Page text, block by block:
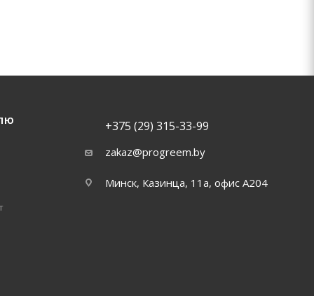
+375 (29) 315-33-99
zakaz@progreem.by
Минск, Казинца, 11а, офис А204